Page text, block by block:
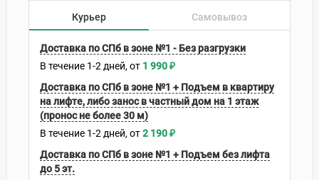
Курьер Самовывоз
Доставка по СПб в зоне №1 - Без разгрузки
В течение 1-2 дней 1 990₽
Доставка по СПб в зоне №1 + Подъем в квартиру
на лифте, либо занос в частный дом на 1 этаж
(пронос не более 30 м)
В течение 1-2 дней 2 190₽
Доставка по СПб в зоне №1 + Подъем без лифта
до 5 эт.